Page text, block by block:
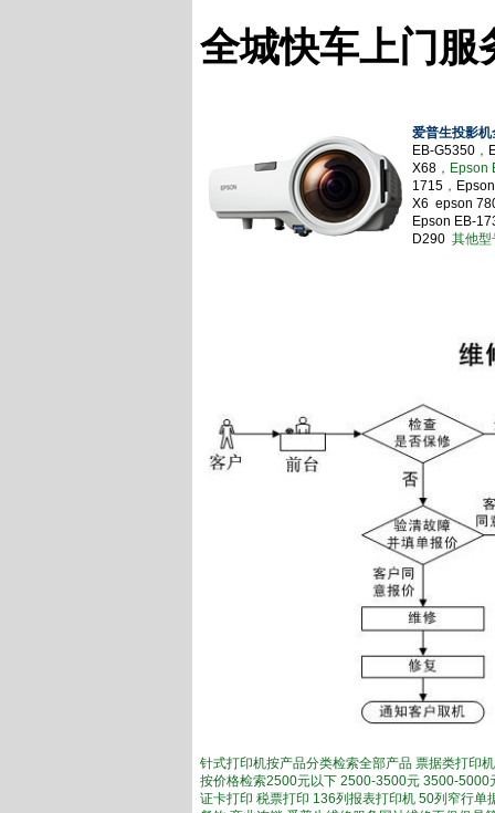
全城快车上门服
爱普生投影
EB-G5350 ，
X68 ，Epson
1715 ，
X6 epson
Epson EB-
D290 其他
针式打印机按产品分类检索全部产品 票据类打印
按价格检索2500元以下 2500-3500元 3500-
证卡打印 税票打印 136列报表打印机 50列窄行单